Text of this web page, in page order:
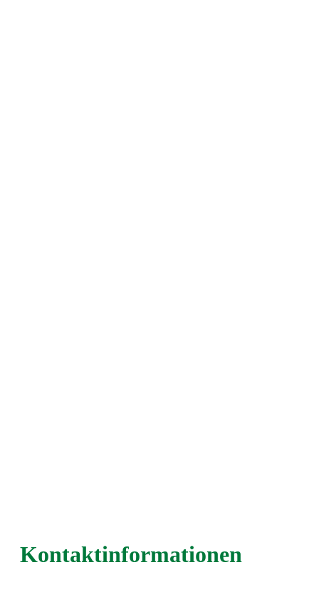
Kontaktinformationen